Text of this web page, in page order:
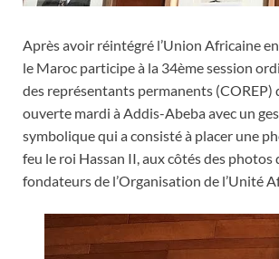
Après avoir réintégré l’Union Africaine
le Maroc participe à la 34ème session
des représentants permanents (COREP)
ouverte mardi à Addis-Abeba avec un
symbolique qui a consisté à placer une
feu le roi Hassan II, aux côtés des photos
fondateurs de l’Organisation de l’Unité